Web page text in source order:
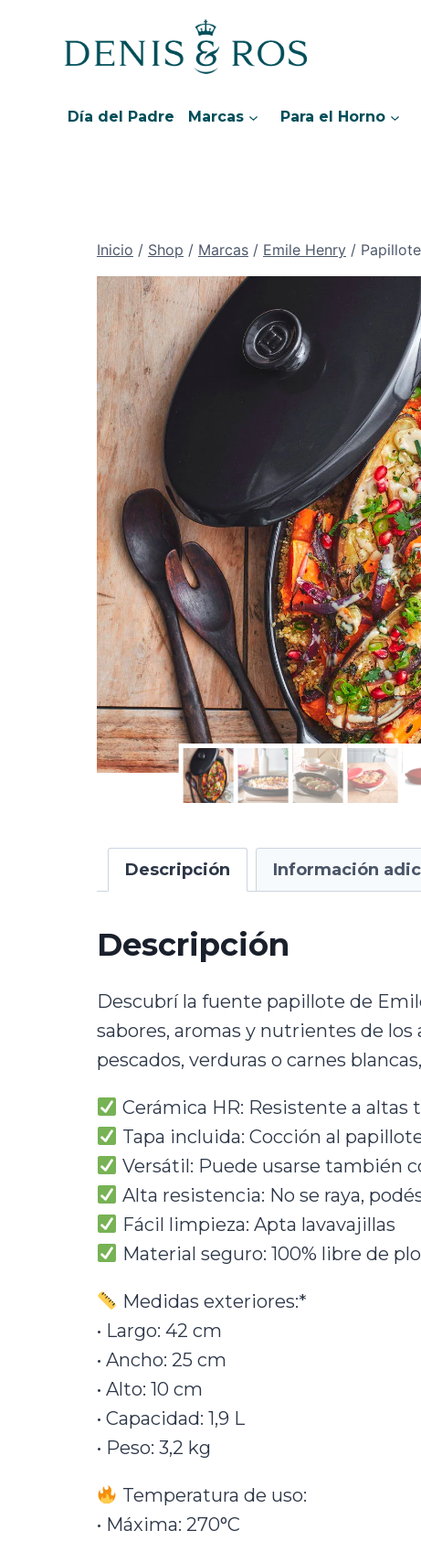
contenido
Día del Padre Marcas Para el Horno
Inicio / Shop / Marcas / Emile Henry / Papillote
Descripción Información
Descripción
Descubrí la fuente papillote de
sabores, aromas y nutrientes de
pescados, verduras o carnes
Cerámica HR: Resistente a altas
Tapa incluida: Cocción al
Versátil: Puede usarse también
Alta resistencia: No se raya,
Fácil limpieza: Apta lavavajillas
Material seguro: 100% libre de
Medidas exteriores:*
• Largo: 42 cm
• Ancho: 25 cm
• Alto: 10 cm
• Capacidad: 1,9 L
• Peso: 3,2 kg
Temperatura de uso:
• Máxima: 270°C